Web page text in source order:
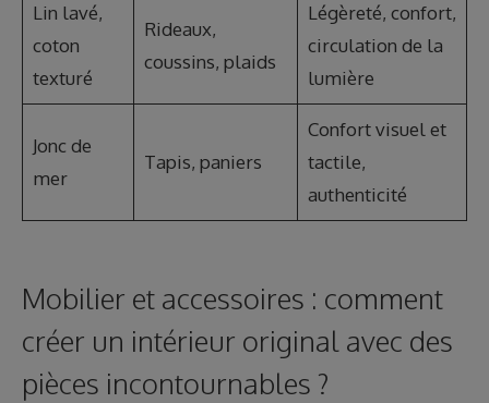
Lin lavé,
coton
texturé
Rideaux,
coussins, plaids
Légèreté, confort,
circulation de la
lumière
Jonc de
mer
Tapis, paniers
Confort visuel et
tactile,
authenticité
Mobilier et accessoires : comment
créer un intérieur original avec des
pièces incontournables ?